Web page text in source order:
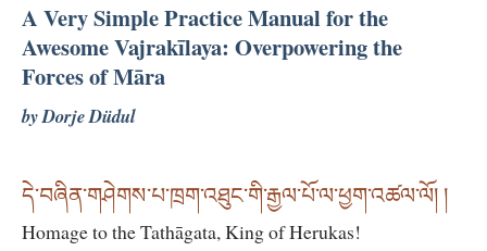
A Very Simple Practice Manual for the
Awesome Vajrakīlaya: Overpowering the
Forces of Māra
by Dorje Düdul
དེ་བཞིན་གཤེགས་པ་ཁྲག་འཐུང་གི་རྒྱལ་པོ་ལ་ཕྱག་འཚལ་ལོ། །
Homage to the Tathāgata, King of Herukas!